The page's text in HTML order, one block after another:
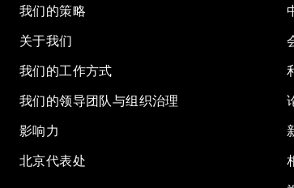
我们的策略
关于我们
我们的工作方式
我们的领导团队与组织治理
影响力
北京代表处